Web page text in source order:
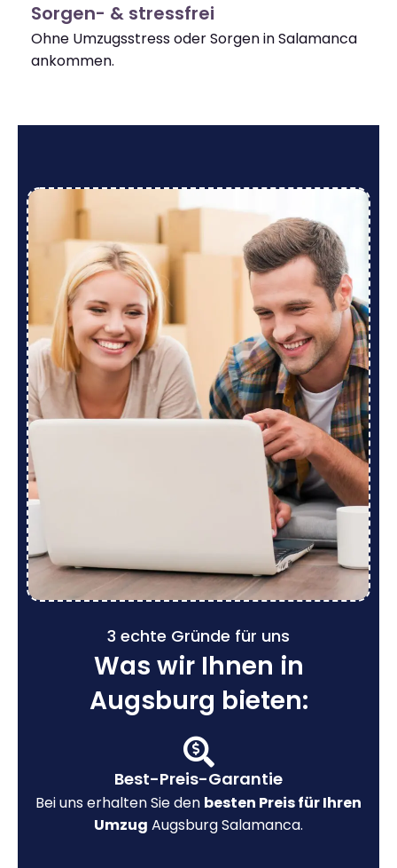
Sorgen- & stressfrei
Ohne Umzugsstress oder Sorgen in Salamanca
ankommen.
3 echte Gründe für uns
Was wir Ihnen in
Augsburg bieten:
Best-Preis-Garantie
Bei uns erhalten Sie den besten Preis für Ihren
Umzug Augsburg Salamanca.